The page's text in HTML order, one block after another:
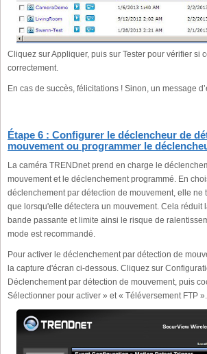
Cliquez sur Appliquer, puis sur Tester pour vérifier si
correctement.
En cas de succès, félicitations ! Sinon, un message
Étape 6 : Configurer le déclencheur de
mouvement ou programmer le
La caméra TRENDnet prend en charge le
mouvement et le déclenchement programmé. En
déclenchement par détection de mouvement, elle ne
que lorsqu'elle détectera un mouvement. Cela réduit
bande passante et limite ainsi le risque de
mode est recommandé.
Pour activer le déclenchement par détection de
la capture d'écran ci-dessous. Cliquez sur
Déclenchement par détection de mouvement, puis
Sélectionner pour activer » et « Téléversement FTP ».